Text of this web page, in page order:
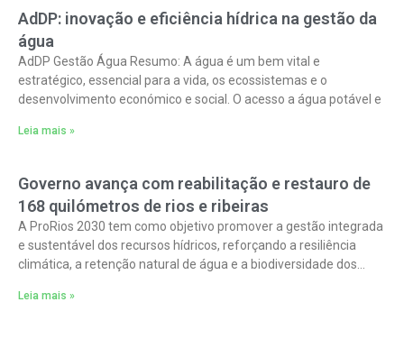
AdDP: inovação e eficiência hídrica na gestão da
água
AdDP Gestão Água Resumo: A água é um bem vital e
estratégico, essencial para a vida, os ecossistemas e o
desenvolvimento económico e social. O acesso a água potável e
Leia mais »
Governo avança com reabilitação e restauro de
168 quilómetros de rios e ribeiras
A ProRios 2030 tem como objetivo promover a gestão integrada
e sustentável dos recursos hídricos, reforçando a resiliência
climática, a retenção natural de água e a biodiversidade dos
Leia mais »